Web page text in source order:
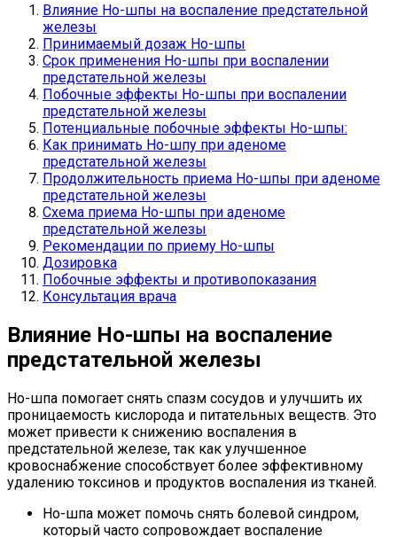
Влияние Но-шпы на воспаление предстательной
железы
Принимаемый дозаж Но-шпы
Срок применения Но-шпы при воспалении
предстательной железы
Побочные эффекты Но-шпы при воспалении
предстательной железы
Потенциальные побочные эффекты Но-шпы:
Как принимать Но-шпу при аденоме
предстательной железы
Продолжительность приема Но-шпы при аденоме
предстательной железы
Схема приема Но-шпы при аденоме
предстательной железы
Рекомендации по приему Но-шпы
Дозировка
Побочные эффекты и противопоказания
Консультация врача
Влияние Но-шпы на воспаление
предстательной железы
Но-шпа помогает снять спазм сосудов и улучшить их
проницаемость кислорода и питательных веществ. Это
может привести к снижению воспаления в
предстательной железе, так как улучшенное
кровоснабжение способствует более эффективному
удалению токсинов и продуктов воспаления из тканей.
Но-шпа может помочь снять болевой синдром,
который часто сопровождает воспаление